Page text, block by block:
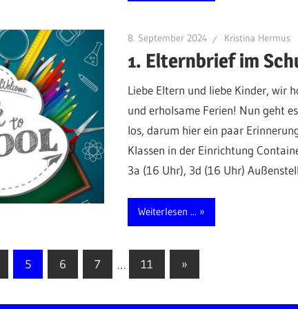
8. September 2024 Kristina Hermus
1. Elternbrief im
Liebe Eltern und liebe Kinder, wir
und erholsame Ferien! Nun geht
los, darum hier ein paar
Klassen in der Einrichtung
3a (16 Uhr), 3d (16 Uhr)
Weiterlesen ...
5 6 7 … 11
Nächste
Beiträge
»